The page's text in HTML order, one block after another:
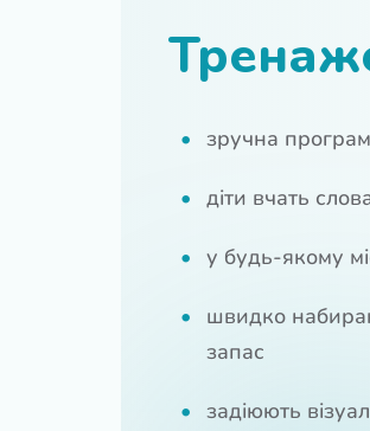
зручна
діти вчать
у будь-якому
швидко
запас
задіюють